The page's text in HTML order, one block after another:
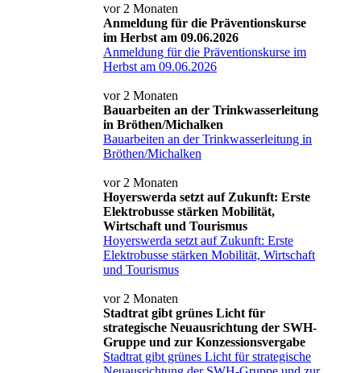
vor 2 Monaten
Anmeldung für die Präventionskurse
im Herbst am 09.06.2026
Anmeldung für die Präventionskurse im
Herbst am 09.06.2026
vor 2 Monaten
Bauarbeiten an der Trinkwasserleitung
in Bröthen/Michalken
Bauarbeiten an der Trinkwasserleitung in
Bröthen/Michalken
vor 2 Monaten
Hoyerswerda setzt auf Zukunft: Erste
Elektrobusse stärken Mobilität,
Wirtschaft und Tourismus
Hoyerswerda setzt auf Zukunft: Erste
Elektrobusse stärken Mobilität, Wirtschaft
und Tourismus
vor 2 Monaten
Stadtrat gibt grünes Licht für
strategische Neuausrichtung der SWH-
Gruppe und zur Konzessionsvergabe
Stadtrat gibt grünes Licht für strategische